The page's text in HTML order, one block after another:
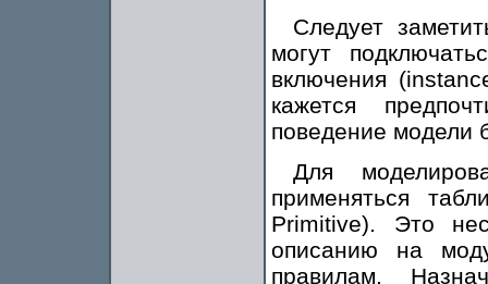
Следует
могут
включения
кажется
поведение модели
Для
применяться
Primitive). Это
описанию на
правилам.